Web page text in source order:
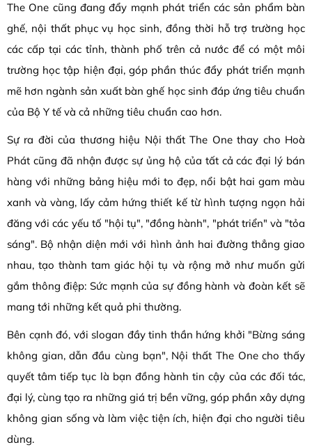
The One cũng đang đẩy mạnh phát triển các sản phẩm bàn
ghế, nội thất phục vụ học sinh, đồng thời hỗ trợ trường học
các cấp tại các tỉnh, thành phố trên cả nước để có một môi
trường học tập hiện đại, góp phần thúc đẩy phát triển mạnh
mẽ hơn ngành sản xuất bàn ghế học sinh đáp ứng tiêu chuẩn
của Bộ Y tế và cả những tiêu chuẩn cao hơn.
Sự ra đời của thương hiệu Nội thất The One thay cho Hoà
Phát cũng đã nhận được sự ủng hộ của tất cả các đại lý bán
hàng với những bảng hiệu mới to đẹp, nổi bật hai gam màu
xanh và vàng, lấy cảm hứng thiết kế từ hình tượng ngọn hải
đăng với các yếu tố "hội tụ", "đồng hành", "phát triển" và "tỏa
sáng". Bộ nhận diện mới với hình ảnh hai đường thẳng giao
nhau, tạo thành tam giác hội tụ và rộng mở như muốn gửi
gắm thông điệp: Sức mạnh của sự đồng hành và đoàn kết sẽ
mang tới những kết quả phi thường.
Bên cạnh đó, với slogan đầy tinh thần hứng khởi "Bừng sáng
không gian, dẫn đầu cùng bạn", Nội thất The One cho thấy
quyết tâm tiếp tục là bạn đồng hành tin cậy của các đối tác,
đại lý, cùng tạo ra những giá trị bền vững, góp phần xây dựng
không gian sống và làm việc tiện ích, hiện đại cho người tiêu
dùng.